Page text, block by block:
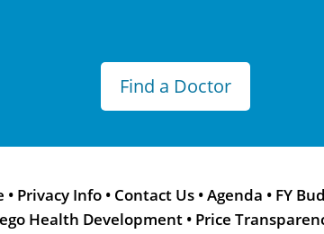
Find a Doctor
• Privacy Info • Contact Us •Agenda • FY
Health Development • Price